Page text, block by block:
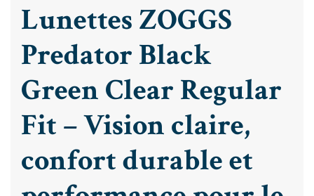
Lunettes ZOGGS
Predator Black
Green Clear Regular
Fit – Vision claire,
confort durable et